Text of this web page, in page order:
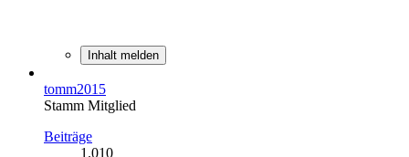
Inhalt melden
tomm2015
Stamm Mitglied
Beiträge
1.010